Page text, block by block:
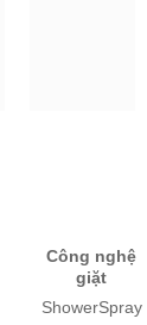
Công nghệ
giặt
ShowerSpray